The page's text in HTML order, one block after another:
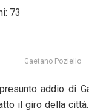
73
Gaetano Poziello
addio di
il giro della